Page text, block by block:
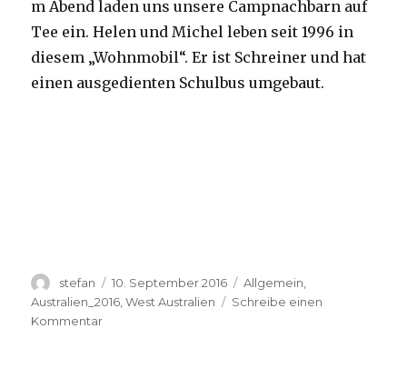
m Abend laden uns unsere Campnachbarn auf
Tee ein. Helen und Michel leben seit 1996 in
diesem „Wohnmobil“. Er ist Schreiner und hat
einen ausgedienten Schulbus umgebaut.
Autor
stefan
Veröffentlicht
am
10. September 2016 Kategorien
Allgemein
Australien_2016 ,West Australien
Schreibe einen
Kommentarzu